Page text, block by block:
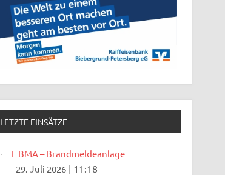
LETZTE EINSÄTZE
F BMA – Brandmeldeanlage
29. Juli 2026 | 11:18